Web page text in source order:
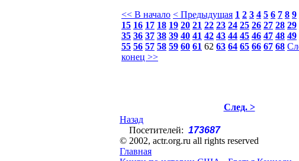
<< В начало < Предыдущая 1 2 3 4 5 6 7 8 9
15 16 17 18 19 20 21 22 23 24 25 26 27 28 29
35 36 37 38 39 40 41 42 43 44 45 46 47 48 49
55 56 57 58 59 60 61 62 63 64 65 66 67 68
конец >>
След. >
Назад
Посетителей: 173687
© 2002, actr.org.ru all rights reserved
Главная